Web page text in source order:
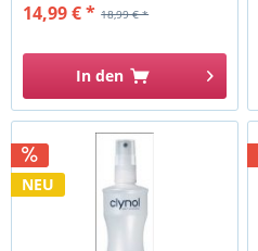
18,99 € *
14,99 € *
In den
NEU